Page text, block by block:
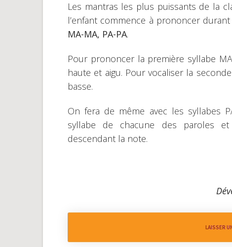
Les mantras les plus puissants de la
l’enfant commence à prononcer
MA-MA, PA-PA.
Pour prononcer la première syllabe
haute et aigu. Pour vocaliser la
basse.
On fera de même avec les syllabes
syllabe de chacune des paroles
descendant la note.
LAISSER